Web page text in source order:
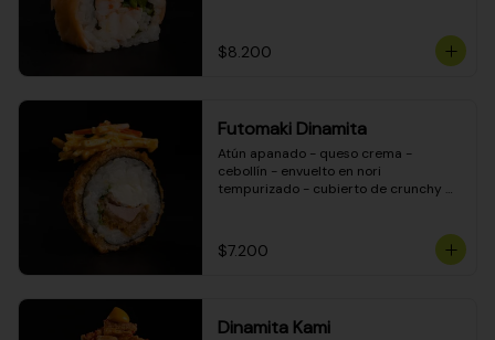
$8.200
Futomaki Dinamita
Atún apanado - queso crema -
cebollín - envuelto en nori
tempurizado - cubierto de crunchy
$7.200
Dinamita Kami